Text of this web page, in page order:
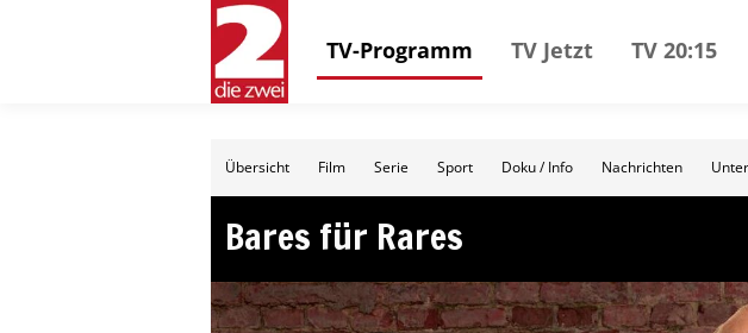
TV-Programm TV Jetzt TV 20:15
Übersicht Film Serie Sport Doku / Info Nachrichten
Bares für Rares